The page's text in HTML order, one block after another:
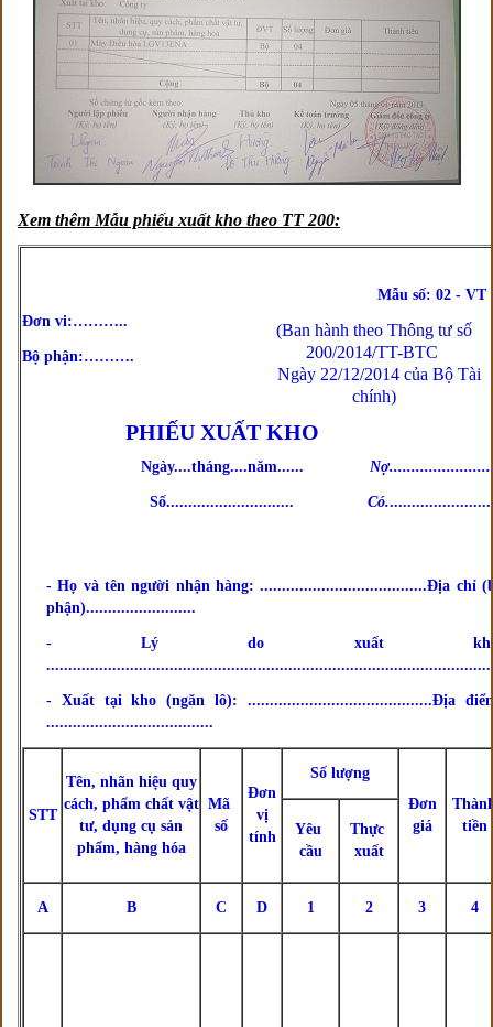
Xem thêm Mẫu phiếu xuất kho theo TT 200:
Đơn vi:………..
Bộ phận:……….
Mẫu số: 02 - VT
(Ban hành theo Thông tư số
200/2014/TT-BTC
Ngày 22/12/2014 của Bộ Tài
chính)
PHIẾU XUẤT KHO
Ngày....tháng....năm......
Số............................. Có.
- Họ và tên người nhận hàng: ......................................Địa chỉ
phận).........................
- Lý do xuất
- Xuất tại kho (ngăn lô): ..........................................Địa
......................................
STT
Tên, nhãn hiệu quy
cách, phẩm chất vật
tư, dụng cụ sản
phẩm, hàng hóa
Mã
số
Đơn
vị
tính
Số lượng
Đơn
giá
tiền
Yêu
cầu
Thực
xuất
A B C D 1 2 3 4